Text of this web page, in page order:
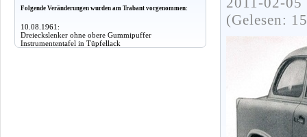
Folgende Veränderungen wurden am Trabant vorgenommen:
10.08.1961:
Dreieckslenker ohne obere Gummipuffer
Instrumententafel in Tüpfellack
(Gelesen: